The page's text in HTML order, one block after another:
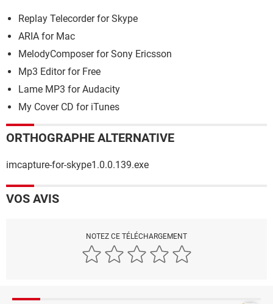
Replay Telecorder for Skype
ARIA for Mac
MelodyComposer for Sony Ericsson
Mp3 Editor for Free
Lame MP3 for Audacity
My Cover CD for iTunes
ORTHOGRAPHE ALTERNATIVE
imcapture-for-skype1.0.0.139.exe
VOS AVIS
NOTEZ CE TÉLÉCHARGEMENT